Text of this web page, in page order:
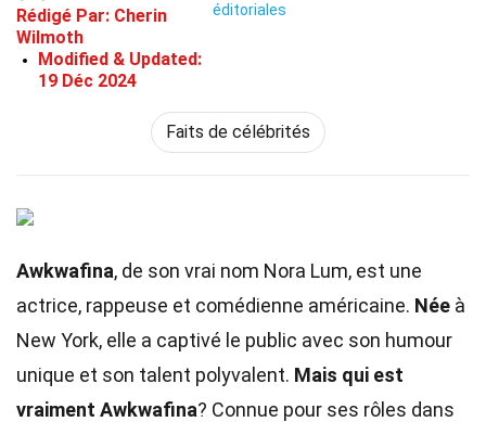
Rédigé Par: Cherin
Wilmoth
Modified & Updated:
19 Déc 2024
éditoriales
Faits de célébrités
Awkwafina, de son vrai nom Nora Lum, est une
actrice, rappeuse et comédienne américaine. Née à
New York, elle a captivé le public avec son humour
unique et son talent polyvalent. Mais qui est
vraiment Awkwafina? Connue pour ses rôles dans